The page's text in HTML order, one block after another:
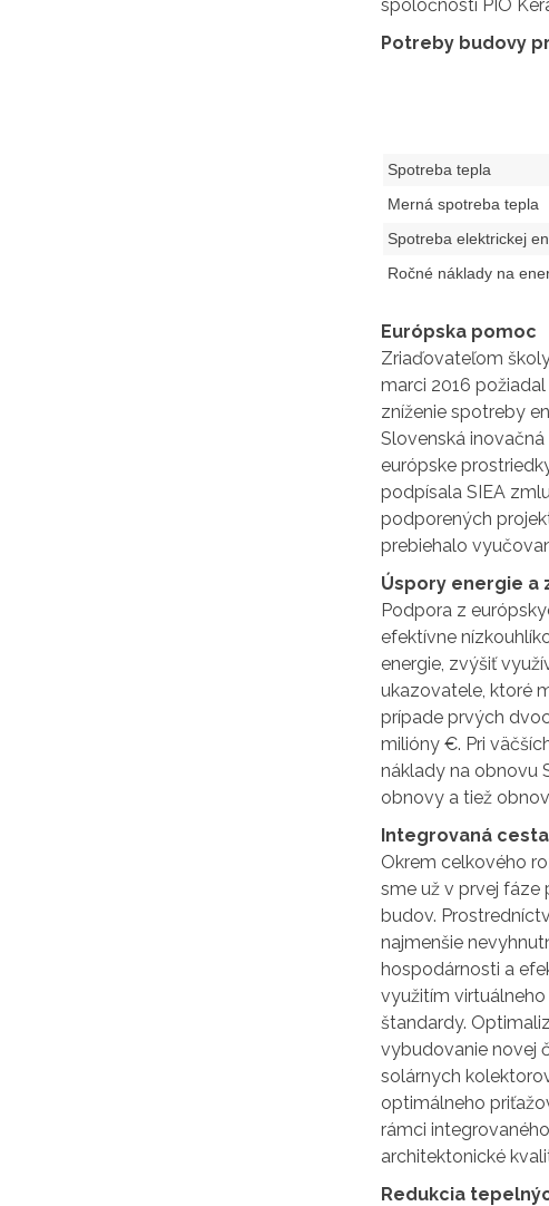
spoločnosti PIO
Potreby budovy
Spotreba tepla
Merná spotreba tepla
Spotreba elektrickej
Ročné náklady na
Európska pomoc
Zriaďovateľom
marci 2016
zníženie spotreby
Slovenská
európske
podpísala SIEA
podporených
prebiehalo
Úspory energie a
Podpora z
efektívne
energie, zvýšiť
ukazovatele, ktoré
prípade prvých
milióny €. Pri
náklady na obnovu
obnovy a tiež
Integrovaná
Okrem celkového
sme už v prvej fáze
budov.
najmenšie
hospodárnosti a
využitím
štandardy.
vybudovanie novej
solárnych
optimálneho
rámci
architektonické
Redukcia